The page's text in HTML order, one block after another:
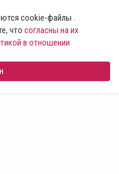
cookie-файлы .
что согласны на их
в отношении